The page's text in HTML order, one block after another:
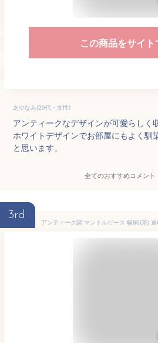
この商品をサイト
あやなみ(20代・女性)
アンティークなデザインが可愛らしく
ホワイトデザインでお部屋にもよく馴
と思います。
全てのおすすめコメント
3rd